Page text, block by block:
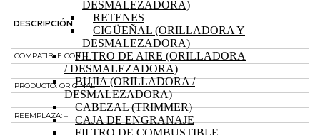
DESMALEZADORA)
RETENES
CIGÜEÑAL (ORILLADORA Y
DESMALEZADORA)
FILTRO DE AIRE (ORILLADORA
/ DESMALEZADORA)
BUJIA (ORILLADORA /
DESMALEZADORA)
CABEZAL (TRIMMER)
CAJA DE ENGRANAJE
420cc
CHIPEADORA
GOODYEAR
GY150WS
cantidad
DESCRIPCIÓN
COMPATIBLE CON: –
PRODUCTO: ORIGINAL
REEMPLAZA: –